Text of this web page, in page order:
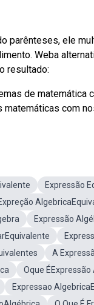
parênteses, ele
Weba
resultado:
de matemática
com
Expressão
Expressão
A
Oque
Expressao